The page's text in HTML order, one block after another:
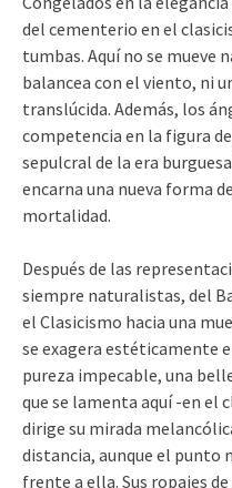
del cementerio en el
tumbas. Aquí no se mueve
balancea con el viento, ni
translúcida. Además, los
competencia en la figura
sepulcral de la era
encarna una nueva forma
mortalidad.
Después de las
siempre naturalistas, del
el Clasicismo hacia una
se exagera estéticamente
pureza impecable, una
que se lamenta aquí -en el
dirige su mirada
distancia, aunque el punto
frente a ella. Sus ropajes